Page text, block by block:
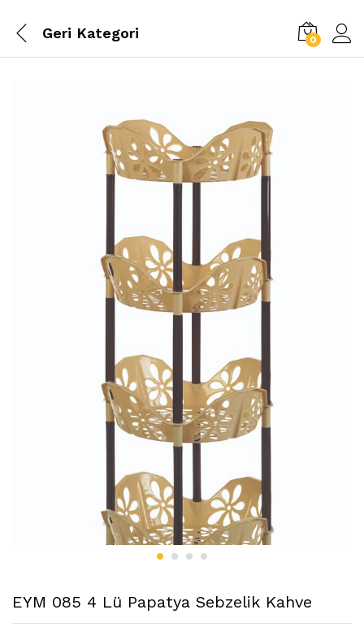
Geri Kategori 0
EYM 085 4 Lü Papatya Sebzelik Kahve